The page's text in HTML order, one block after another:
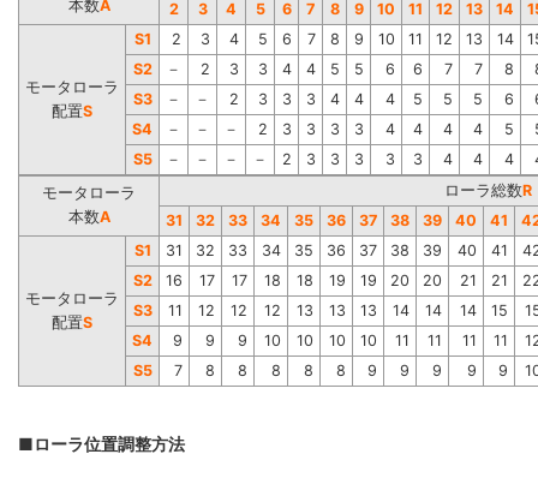
本数A 2 3 4 5 6 7 8 9 10 11 12 13 14
モータローラ
配置S
S1 2 3 4 5 6 7 8 9 10 11 12 13 14
S2
－ 2 3 3 4 4 5 5 6 6 7 7 8
S3
－ － 2 3 3 3 4 4 4 5 5 5 6
S4
－ － － 2 3 3 3 3 4 4 4 4 5
S5
－ － － － 2 3 3 3 3 3 4 4 4
モータローラ
本数A
ローラ総数R
31
32 33 34 35 36 37 38 39 40 41
モータローラ
配置S
S1 31 32 33 34 35 36 37 38 39 40 41
S2
16 17 17 18 18 19 19 20 20 21 21
S3
11 12 12 12 13 13 13 14 14 14 15
S4
9 9 9 10 10 10 10 11 11 11 11
S5
7 8 8 8 8 8 9 9 9 9 9
■ローラ位置調整方法